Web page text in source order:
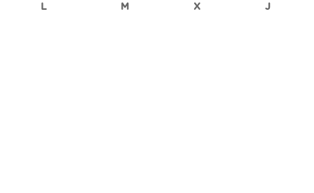
Llunes Mmartes Xmiércoles Jjueves